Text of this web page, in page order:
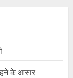
रहने के आसार